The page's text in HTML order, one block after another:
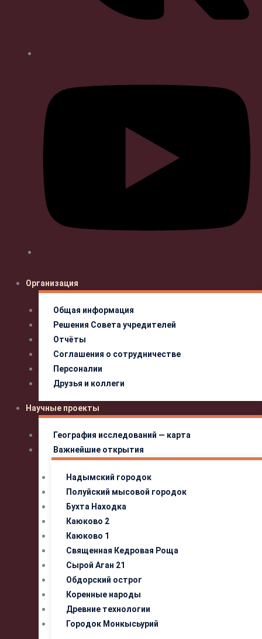
Организация
Общая информация
Решения Совета учредителей
Отчёты
Соглашения о сотрудничестве
Персоналии
Друзья и коллеги
Научные проекты
География исследований — карта
Важнейшие открытия
Надымский городок
Полуйский мысовой городок
Бухта Находка
Каюково 2
Каюково 1
Священная Кедровая Роща
Сырой Аган 21
Обдорский острог
Коренные народы
Древние технологии
Городок Монкысьурий